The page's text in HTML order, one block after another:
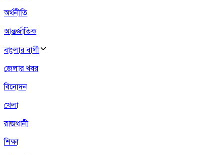
অর্থনীতি
আন্তর্জাতিক
বাংলার বাণী
জেলার খবর
বিনোদন
খেলা
রাজধানী
শিক্ষা